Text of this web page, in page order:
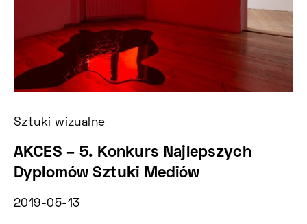
Sztuki wizualne
AKCES – 5. Konkurs Najlepszych
Dyplomów Sztuki Mediów
2019-05-13